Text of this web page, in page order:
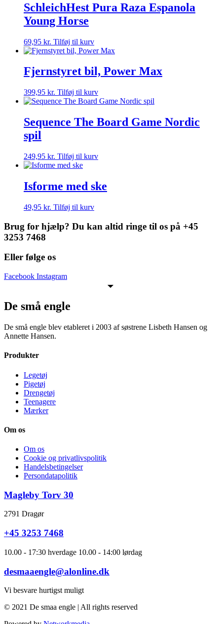
SchleichHest Pura Raza Espanola
Young Horse
69,95 kr. Tilføj til kurv
Fjernstyret bil, Power Max
399,95 kr. Tilføj til kurv
Sequence The Board Game Nordic
spil
249,95 kr. Tilføj til kurv
Isforme med ske
49,95 kr. Tilføj til kurv
Brug for hjælp? Du kan altid ringe til os på +45
3253 7468
Eller følge os
Facebook Instagram
De små engle
De små engle blev etableret i 2003 af søstrene Lisbeth Hansen og
Annette Hansen.
Produkter
Legetøj
Pigetøj
Drengetøj
Teenagere
Mærker
Om os
Om os
Cookie og privatlivspolitik
Handelsbetingelser
Persondatapolitik
Magleby Torv 30
2791 Dragør
+45 3253 7468
10.00 - 17:30 hverdage 10.00 - 14:00 lørdag
desmaaengle@alonline.dk
Vi besvare hurtigst muligt
© 2021 De smaa engle | All rights reserved